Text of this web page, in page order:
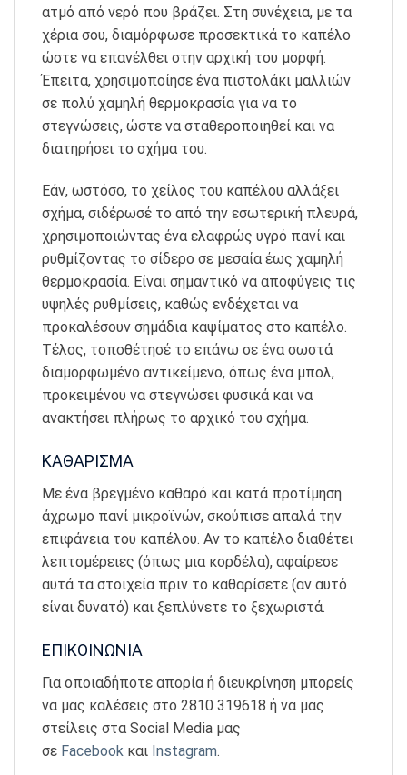
ατμό από νερό που βράζει. Στη συνέχεια, με τα
χέρια σου, διαμόρφωσε προσεκτικά το καπέλο
ώστε να επανέλθει στην αρχική του μορφή.
Έπειτα, χρησιμοποίησε ένα πιστολάκι μαλλιών
σε πολύ χαμηλή θερμοκρασία για να το
στεγνώσεις, ώστε να σταθεροποιηθεί και να
διατηρήσει το σχήμα του.
Εάν, ωστόσο, το χείλος του καπέλου αλλάξει
σχήμα, σιδέρωσέ το από την εσωτερική πλευρά,
χρησιμοποιώντας ένα ελαφρώς υγρό πανί και
ρυθμίζοντας το σίδερο σε μεσαία έως χαμηλή
θερμοκρασία. Είναι σημαντικό να αποφύγεις τις
υψηλές ρυθμίσεις, καθώς ενδέχεται να
προκαλέσουν σημάδια καψίματος στο καπέλο.
Τέλος, τοποθέτησέ το επάνω σε ένα σωστά
διαμορφωμένο αντικείμενο, όπως ένα μπολ,
προκειμένου να στεγνώσει φυσικά και να
ανακτήσει πλήρως το αρχικό του σχήμα.
ΚΑΘΑΡΙΣΜΑ
Με ένα βρεγμένο καθαρό και κατά προτίμηση
άχρωμο πανί μικροϊνών, σκούπισε απαλά την
επιφάνεια του καπέλου. Αν το καπέλο διαθέτει
λεπτομέρειες (όπως μια κορδέλα), αφαίρεσε
αυτά τα στοιχεία πριν το καθαρίσετε (αν αυτό
είναι δυνατό) και ξεπλύνετε το ξεχωριστά.
ΕΠΙΚΟΙΝΩΝΙΑ
Για οποιαδήποτε απορία ή διευκρίνηση μπορείς
να μας καλέσεις στο 2810 319618 ή να μας
στείλεις στα Social Media μας
σε Facebook και Instagram.